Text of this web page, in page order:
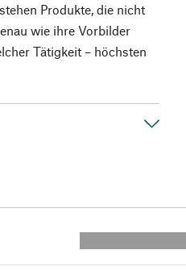
Produkte, die nicht
wie ihre Vorbilder
Tätigkeit – höchsten